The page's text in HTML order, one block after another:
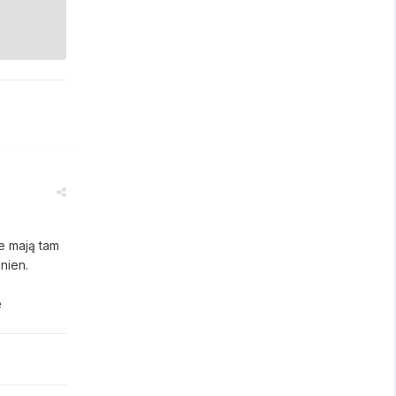
mają tam